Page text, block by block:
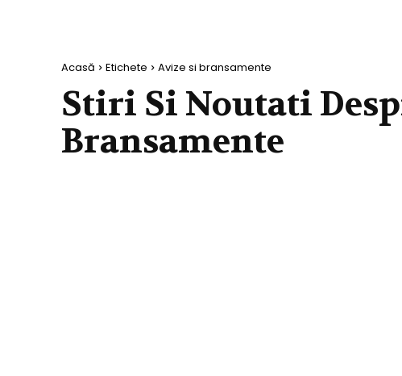
Acasă Etichete Avize si bransamente
Stiri Si Noutati
Bransamente